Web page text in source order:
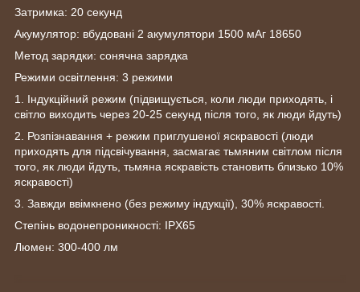
Затримка: 20 секунд
Акумулятор: вбудовані 2 акумулятори 1500 мАг 18650
Метод зарядки: сонячна зарядка
Режими освітлення: 3 режими
1. Індукційний режим (підвищується, коли люди приходять, і
світло виходить через 20-25 секунд після того, як люди йдуть)
2. Розпізнавання + режим приглушеної яскравості (люди
приходять для підсвічування, засмагає тьмяним світлом після
того, як люди йдуть, тьмяна яскравість становить близько 10%
яскравості)
3. Завжди ввімкнено (без режиму індукції), 30% яскравості.
Степінь водонепроникності: IPX65
Люмен: 300-400 лм